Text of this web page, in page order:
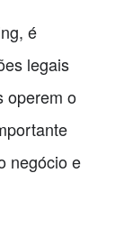
é
legais
operem o
negócio e